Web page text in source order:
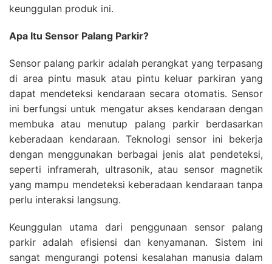
keunggulan produk ini.
Apa Itu Sensor Palang Parkir?
Sensor palang parkir adalah perangkat yang terpasang
di area pintu masuk atau pintu keluar parkiran yang
dapat mendeteksi kendaraan secara otomatis. Sensor
ini berfungsi untuk mengatur akses kendaraan dengan
membuka atau menutup palang parkir berdasarkan
keberadaan kendaraan. Teknologi sensor ini bekerja
dengan menggunakan berbagai jenis alat pendeteksi,
seperti inframerah, ultrasonik, atau sensor magnetik
yang mampu mendeteksi keberadaan kendaraan tanpa
perlu interaksi langsung.
Keunggulan utama dari penggunaan sensor palang
parkir adalah efisiensi dan kenyamanan. Sistem ini
sangat mengurangi potensi kesalahan manusia dalam